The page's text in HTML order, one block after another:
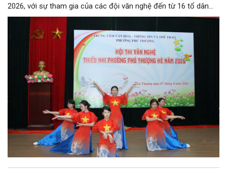
2026, với sự tham gia của các đội văn nghệ đến từ 16 tổ dân
phố trên địa bàn.